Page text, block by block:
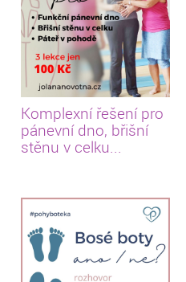
Komplexní řešení pro
pánevní dno, břišní
stěnu v celku...